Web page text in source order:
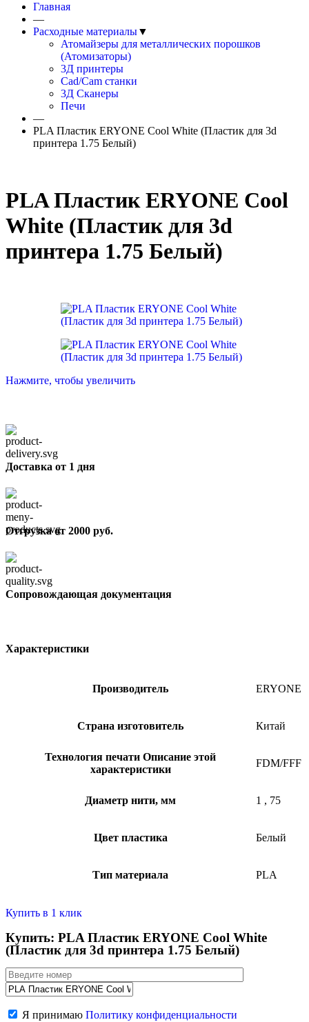
Главная
—
Расходные материалы▼
Атомайзеры для металлических порошков
(Атомизаторы)
3Д принтеры
Cad/Cam станки
3Д Сканеры
Печи
—
PLA Пластик ERYONE Cool White (Пластик для 3d
принтера 1.75 Белый)
PLA Пластик ERYONE Cool
White (Пластик для 3d
принтера 1.75 Белый)
Нажмите, чтобы увеличить
Доставка от 1 дня
Отгрузка от 2000 руб.
Сопровождающая документация
Характеристики
Производитель ERYONE
Страна изготовитель Китай
Технология печати Описание этой
характеристики
FDM/FFF
Диаметр нити, мм 1 , 75
Цвет пластика Белый
Тип материала PLA
Купить в 1 клик
Купить: PLA Пластик ERYONE Cool White
(Пластик для 3d принтера 1.75 Белый)
Я принимаю Политику конфиденциальности